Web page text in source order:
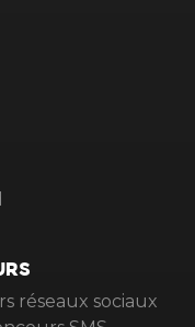
réseaux sociaux